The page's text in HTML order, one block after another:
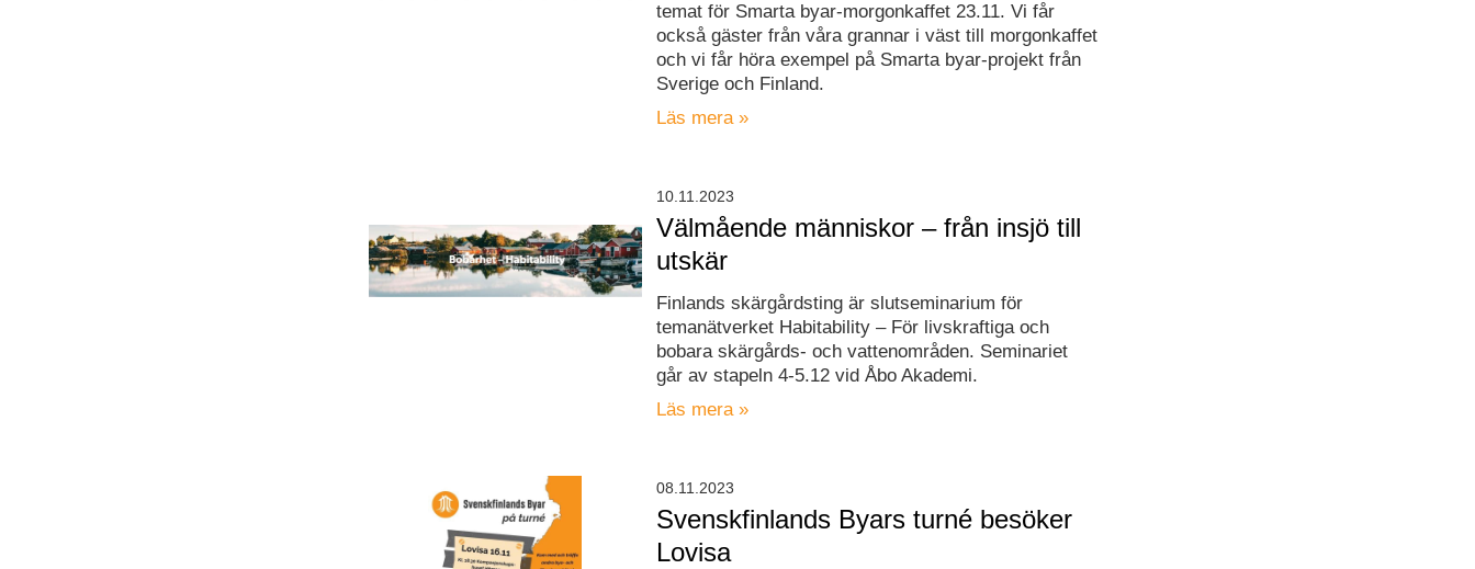
temat för Smarta byar-morgonkaffet 23.11. Vi får
också gäster från våra grannar i väst till morgonkaffet
och vi får höra exempel på Smarta byar-projekt från
Sverige och Finland.
Läs mera »
Välmående människor – från insjö till
utskär
Finlands skärgårdsting är slutseminarium för
temanätverket Habitability – För livskraftiga och
bobara skärgårds- och vattenområden. Seminariet
går av stapeln 4-5.12 vid Åbo Akademi.
Läs mera »
10.11.2023
Svenskfinlands Byars turné besöker
Lovisa
08.11.2023